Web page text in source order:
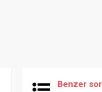
Benzer